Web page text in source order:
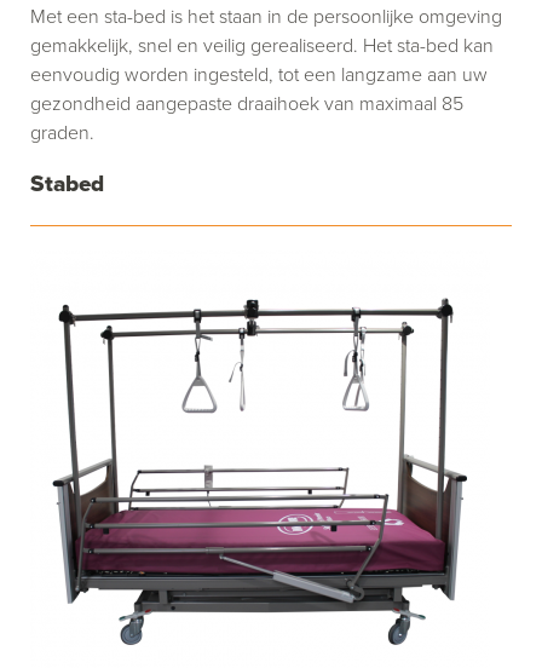
Stabed
Met een sta-bed is het staan in de persoonlijke omgeving
gemakkelijk, snel en veilig gerealiseerd. Het sta-bed kan
eenvoudig worden ingesteld, tot een langzame aan uw
gezondheid aangepaste draaihoek van maximaal 85
graden.